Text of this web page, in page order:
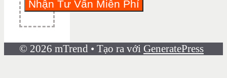
© 2026 mTrend • Tạo ra với GeneratePress